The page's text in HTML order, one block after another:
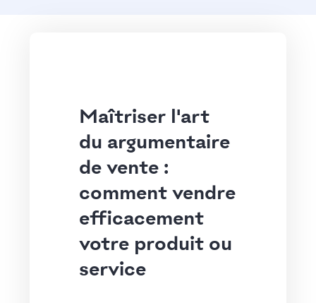
Maîtriser l'art
du argumentaire
de vente :
comment vendre
efficacement
votre produit ou
service